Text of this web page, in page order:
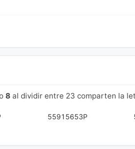
8 al dividir entre 23 comparten la
55915653P